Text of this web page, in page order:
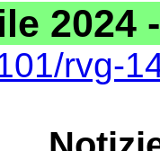
2024
rvg-